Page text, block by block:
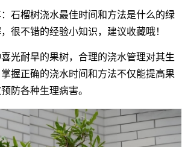
石榴树浇水最佳时间和方法是什么的绿
很不错的经验小知识，建议收藏哦！
光耐旱的果树，合理的浇水管理对其生
握正确的浇水时间和方法不仅能提高果
防各种生理病害。